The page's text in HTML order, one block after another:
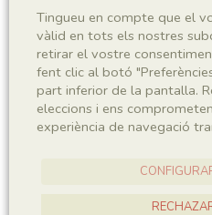
MCD-8488
Taxonomia
Regne
Animalia
Tingueu en compte que el
vàlid en tots els nostres
retirar el vostre
fent clic al botó
part inferior de la pantalla.
eleccions i ens
experiència de navegació